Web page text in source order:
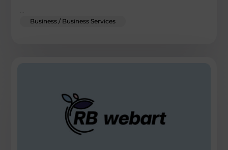
...
Business / Business Services